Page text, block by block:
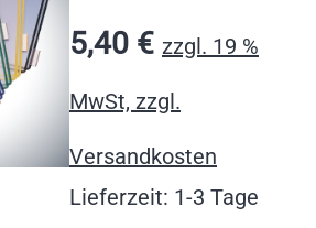
5,40 € zzgl. 19 %
MwSt, zzgl.
Versandkosten
Lieferzeit: 1-3 Tage